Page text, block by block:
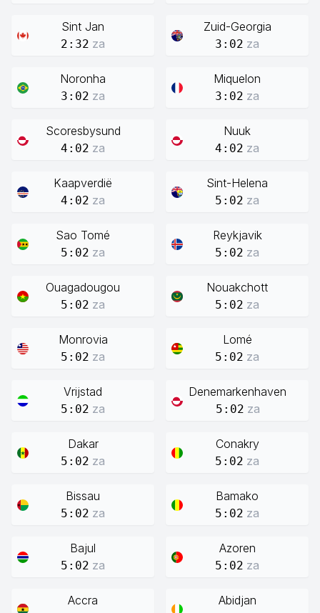
Sint Jan
2:32 za
Zuid-Georgia
3:02 za
Noronha
3:02 za
Miquelon
3:02 za
Scoresbysund
4:02 za
Nuuk
4:02 za
Kaapverdië
4:02 za
Sint-Helena
5:02 za
Sao Tomé
5:02 za
Reykjavik
5:02 za
Ouagadougou
5:02 za
Nouakchott
5:02 za
Monrovia
5:02 za
Lomé
5:02 za
Vrijstad
5:02 za
Denemarkenhaven
5:02 za
Dakar
5:02 za
Conakry
5:02 za
Bissau
5:02 za
Bamako
5:02 za
Bajul
5:02 za
Azoren
5:02 za
Accra Abidjan